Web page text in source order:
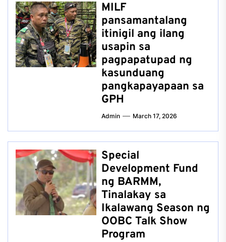
MILF
pansamantalang
itinigil ang ilang
usapin sa
pagpapatupad ng
kasunduang
pangkapayapaan sa
GPH
Admin March 17, 2026
Special
Development Fund
ng BARMM,
Tinalakay sa
Ikalawang Season ng
OOBC Talk Show
Program